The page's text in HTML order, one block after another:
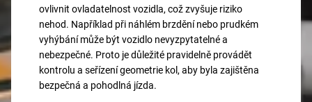
ovlivnit ovladatelnost vozidla, což zvyšuje riziko
nehod. Například při náhlém brzdění nebo prudkém
vyhýbání může být vozidlo nevyzpytatelné a
nebezpečné. Proto je důležité pravidelně provádět
kontrolu a seřízení geometrie kol, aby byla zajištěna
bezpečná a pohodlná jízda.